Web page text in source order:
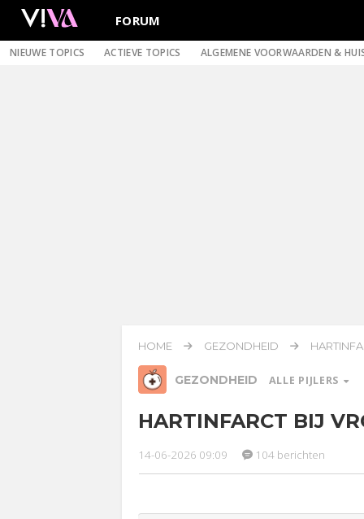
FORUM
NIEUWE TOPICS ACTIEVE TOPICS ALGEMENE VOORWAARDEN &
HOME GEZONDHEID
GEZONDHEID ALLE PIJLERS
HARTINFARCT BIJ
14-06-2026 09:09 104 berichten